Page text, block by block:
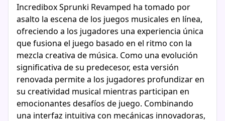
Incredibox Sprunki Revamped ha tomado por
asalto la escena de los juegos musicales en línea,
ofreciendo a los jugadores una experiencia única
que fusiona el juego basado en el ritmo con la
mezcla creativa de música. Como una evolución
significativa de su predecesor, esta versión
renovada permite a los jugadores profundizar en
su creatividad musical mientras participan en
emocionantes desafíos de juego. Combinando
una interfaz intuitiva con mecánicas innovadoras,